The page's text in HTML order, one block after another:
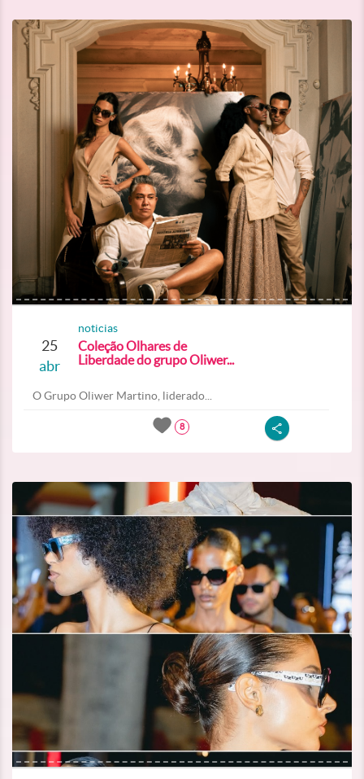
25
abr
noticias
Coleção Olhares de
Liberdade do grupo Oliwer...
O Grupo Oliwer Martino, liderado...
8